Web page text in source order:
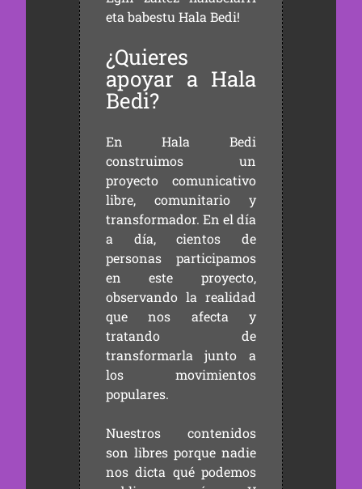
eta babestu Hala Bedi!
¿Quieres
apoyar a Hala
Bedi?
En Hala Bedi
construimos un
proyecto comunicativo
libre, comunitario y
transformador. En el día
a día, cientos de
personas participamos
en este proyecto,
observando la realidad
que nos afecta y
tratando de
transformarla junto a
los movimientos
populares.
Nuestros contenidos
son libres porque nadie
nos dicta qué podemos